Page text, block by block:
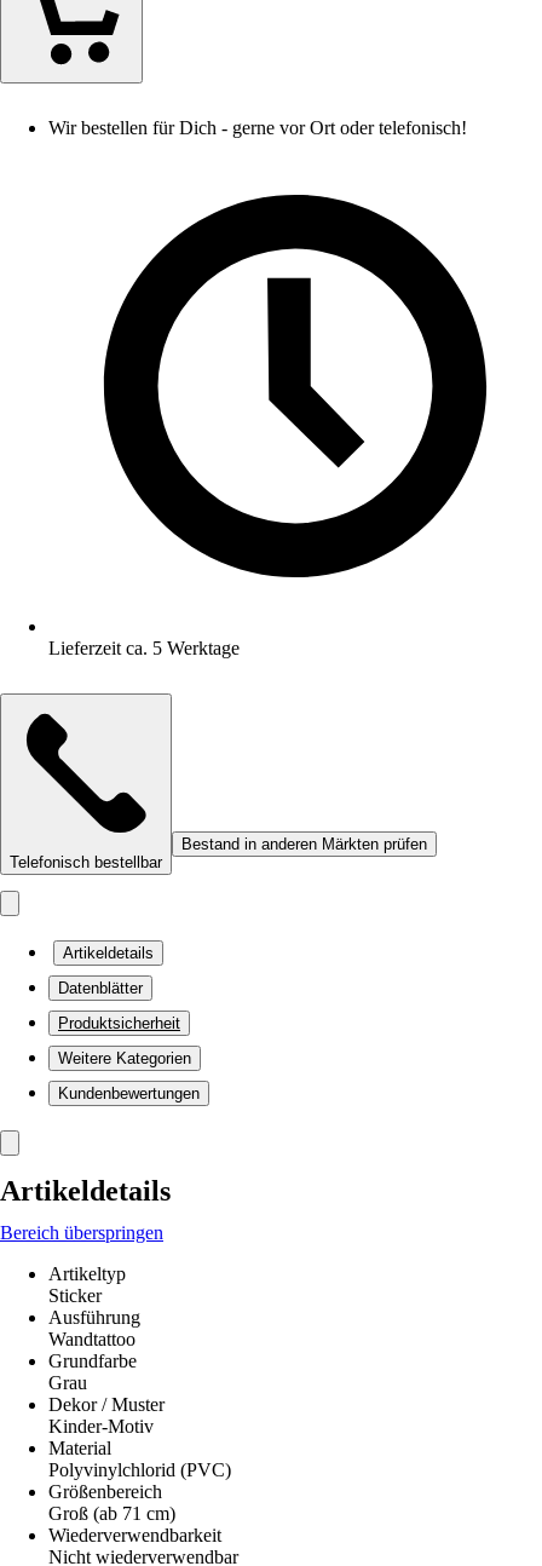
Wir bestellen für Dich - gerne vor Ort oder telefonisch!
Lieferzeit ca. 5 Werktage
Telefonisch bestellbar
Bestand in anderen Märkten prüfen
Artikeldetails
Datenblätter
Produktsicherheit
Weitere Kategorien
Kundenbewertungen
Artikeldetails
Bereich überspringen
Artikeltyp
Sticker
Ausführung
Wandtattoo
Grundfarbe
Grau
Dekor / Muster
Kinder-Motiv
Material
Polyvinylchlorid (PVC)
Größenbereich
Groß (ab 71 cm)
Wiederverwendbarkeit
Nicht wiederverwendbar